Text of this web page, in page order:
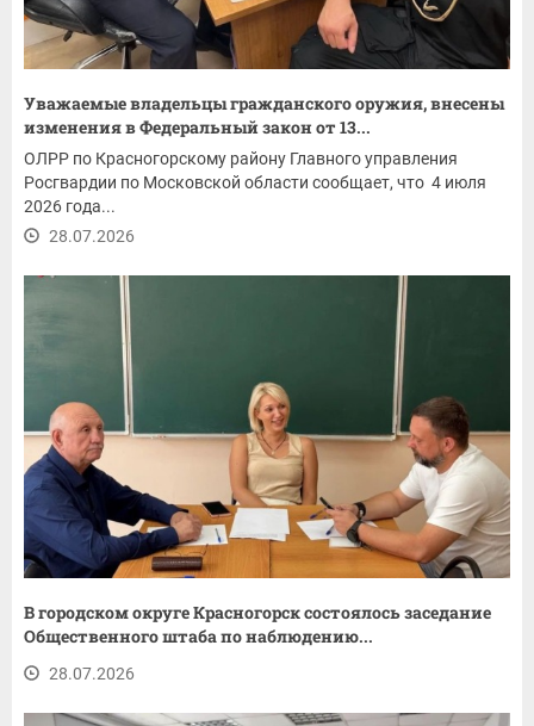
Уважаемые владельцы гражданского оружия, внесены
изменения в Федеральный закон от 13...
ОЛРР по Красногорскому району Главного управления
Росгвардии по Московской области сообщает, что 4 июля
2026 года...
28.07.2026
В городском округе Красногорск состоялось заседание
Общественного штаба по наблюдению...
28.07.2026